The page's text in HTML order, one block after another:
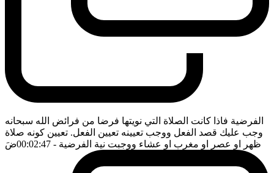
الفرضية فاذا كانت الصلاة التي نويتها فرضا من فرائض الله سبحانه
وجب عليك قصد الفعل ووجب تعيينه تعيين الفعل. تعيين كونه صلاة
ظهر او عصر او مغرب او عشاء ووجبت نية الفرضية - 00:02:47 ضَ